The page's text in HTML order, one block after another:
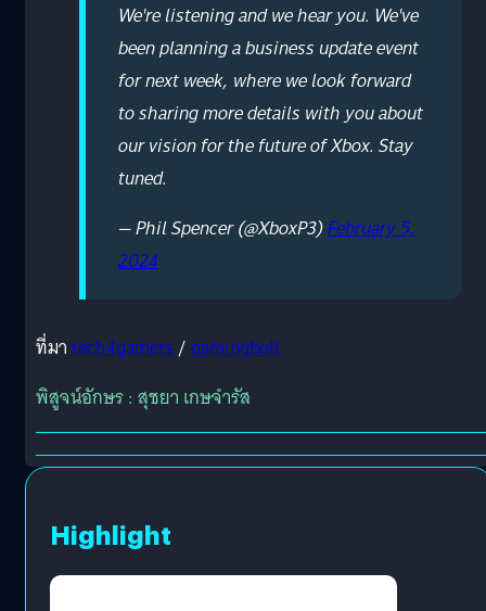
We're listening and we hear you. We've
been planning a business update event
for next week, where we look forward
to sharing more details with you about
our vision for the future of Xbox. Stay
tuned.
— Phil Spencer (@XboxP3)February 5,
2024
ที่มาtech4gamers/gamingbolt
พิสูจน์อักษร : สุชยา เกษจำรัส
Highlight